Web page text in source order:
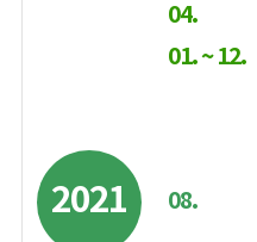
04.
01. ~ 12.
2021 08.